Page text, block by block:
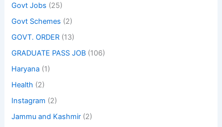
Govt Jobs (25)
Govt Schemes (2)
GOVT. ORDER (13)
GRADUATE PASS JOB (106)
Haryana (1)
Health (2)
Instagram (2)
Jammu and Kashmir (2)